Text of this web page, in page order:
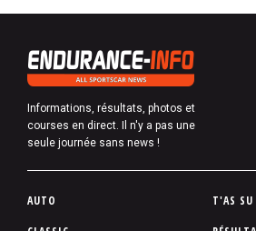
Informations, résultats, photos et
courses en direct. Il n'y a pas une
seule journée sans news !
P
AUTO
T'AS SU